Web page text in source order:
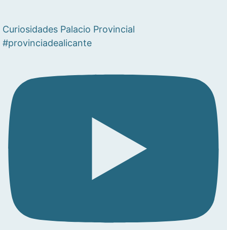
Curiosidades Palacio Provincial
#provinciadealicante